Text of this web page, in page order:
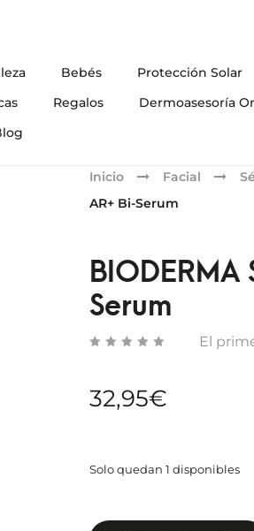
Bebés
Protección Solar
Regalos
Dermoasesoría
Inicio Facial
AR+ Bi-Serum
Serum
El
32,95€
Solo quedan 1 disponibles